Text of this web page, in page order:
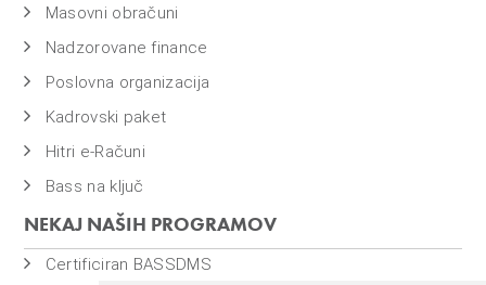
Masovni obračuni
Nadzorovane finance
Poslovna organizacija
Kadrovski paket
Hitri e-Računi
Bass na ključ
NEKAJ NAŠIH PROGRAMOV
Certificiran BASSDMS